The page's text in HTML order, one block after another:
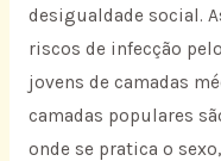
desigualdade social.
riscos de infecção
jovens de camadas
camadas populares
onde se pratica o